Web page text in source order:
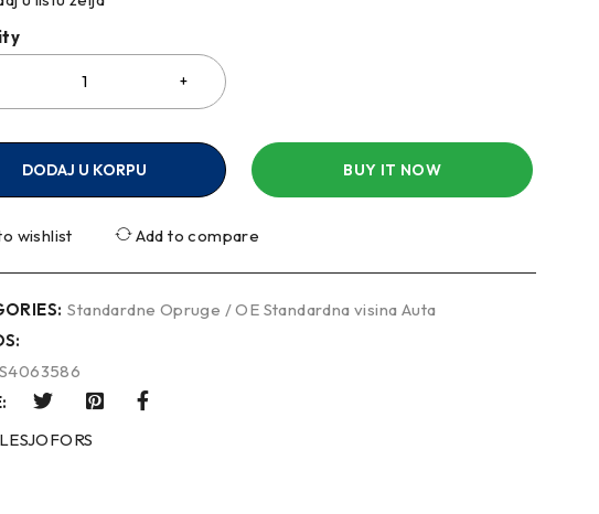
DODAJ U KORPU BUY IT NOW
wishlist Add to compare
Standardne Opruge / OE Standardna visina Auta
LESJOFORS